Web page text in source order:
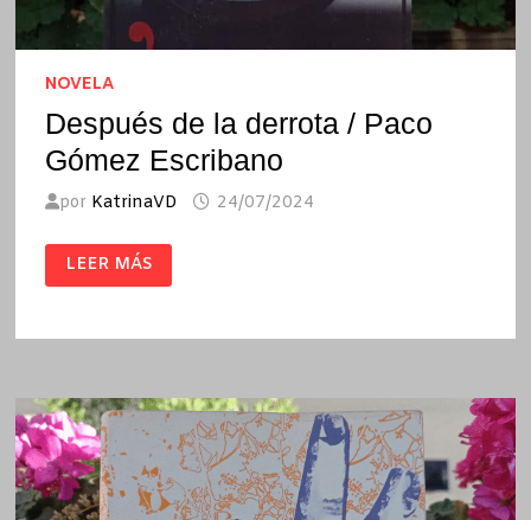
NOVELA
Después de la derrota / Paco
Gómez Escribano
por KatrinaVD 24/07/2024
DESPUÉS
DE
LA
PACO
LEER MÁS